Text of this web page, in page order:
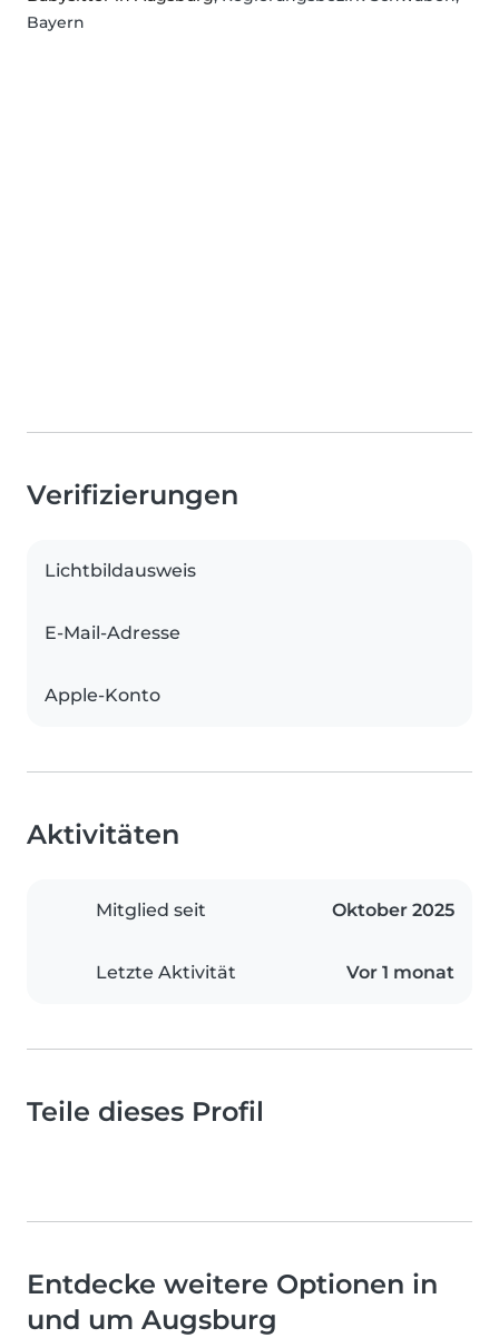
Bayern
Verifizierungen
Lichtbildausweis
E-Mail-Adresse
Apple-Konto
Aktivitäten
Mitglied seit Oktober 2025
Letzte Aktivität Vor 1 monat
Teile dieses Profil
Entdecke weitere Optionen in
und um Augsburg